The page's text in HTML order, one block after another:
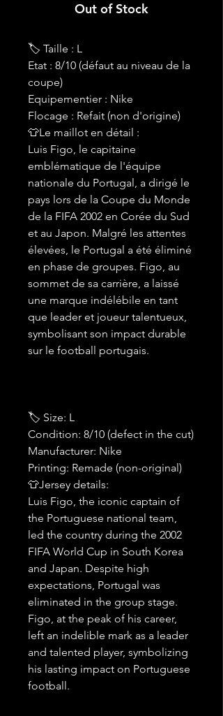
Out of Stock
🏷 Taille : L
Etat : 8/10 (défaut au niveau de la
coupe)
Equipementier : Nike
Flocage : Refait (non d'origine)
👕Le maillot en détail :
Luis Figo, le capitaine
emblématique de l'équipe
nationale du Portugal, a dirigé le
pays lors de la Coupe du Monde
de la FIFA 2002 en Corée du Sud
et au Japon. Malgré les attentes
élevées, le Portugal a été éliminé
en phase de groupes. Figo, au
sommet de sa carrière, a laissé
une marque indélébile en tant
que leader et joueur talentueux,
symbolisant son impact durable
sur le football portugais.
🏷 Size: L
Condition: 8/10 (defect in the cut)
Manufacturer: Nike
Printing: Remade (non-original)
👕Jersey details:
Luis Figo, the iconic captain of
the Portuguese national team,
led the country during the 2002
FIFA World Cup in South Korea
and Japan. Despite high
expectations, Portugal was
eliminated in the group stage.
Figo, at the peak of his career,
left an indelible mark as a leader
and talented player, symbolizing
his lasting impact on Portuguese
football.